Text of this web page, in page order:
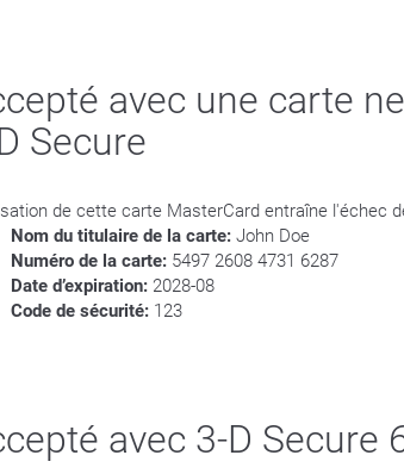
avec une carte
Secure
de cette carte MasterCard entraîne l'échec
Nom du titulaire de la carte: John Doe
Numéro de la carte: 5497 2608 4731 6287
Date d’expiration: 2028-08
Code de sécurité: 123
avec 3-D Secure